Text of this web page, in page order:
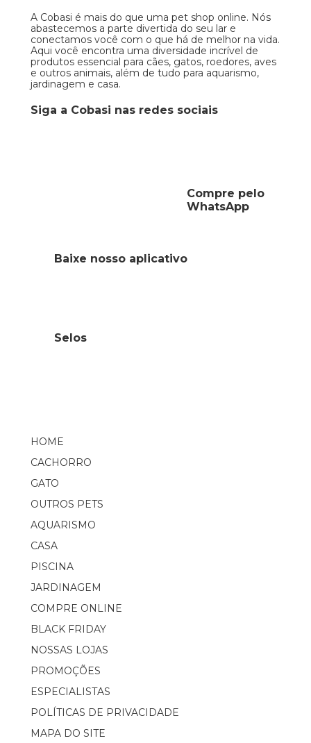
A Cobasi é mais do que uma pet shop online. Nós
abastecemos a parte divertida do seu lar e
conectamos você com o que há de melhor na vida.
Aqui você encontra uma diversidade incrível de
produtos essencial para cães, gatos, roedores, aves
e outros animais, além de tudo para aquarismo,
jardinagem e casa.
Siga a Cobasi nas redes sociais
Compre pelo
WhatsApp
HOME
CACHORRO
GATO
OUTROS PETS
AQUARISMO
CASA
PISCINA
JARDINAGEM
COMPRE ONLINE
BLACK FRIDAY
NOSSAS LOJAS
PROMOÇÕES
ESPECIALISTAS
POLÍTICAS DE PRIVACIDADE
MAPA DO SITE
Baixe nosso aplicativo
Selos